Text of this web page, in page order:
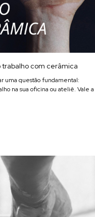
trabalho com cerâmica
uma questão fundamental:
na sua oficina ou ateliê. Vale a